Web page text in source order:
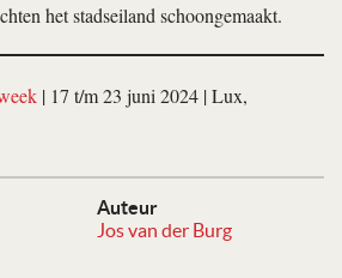
Auteur
Jos van der Burg
het stadseiland schoongemaakt.
| 17 t/m 23 juni 2024 | Lux,